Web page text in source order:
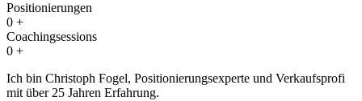
Positionierungen
0 +
Coachingsessions
0 +
Ich bin Christoph Fogel, Positionierungsexperte und Verkaufsprofi
mit über 25 Jahren Erfahrung.